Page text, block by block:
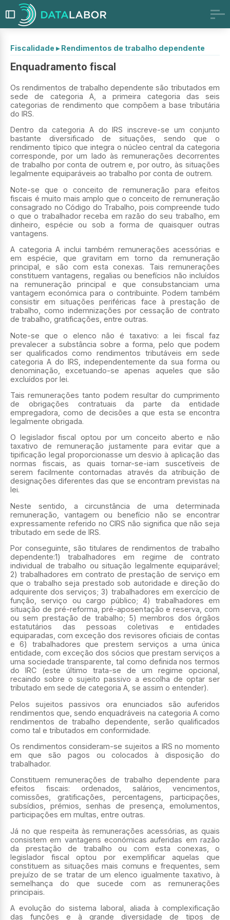
Fiscalidade ▸Rendimentos de trabalho dependente
Enquadramento fiscal
Os rendimentos de trabalho dependente são tributados em
sede de categoria A, a primeira categoria das seis
categorias de rendimento que compõem a base tributária
do IRS.
Dentro da categoria A do IRS inscreve-se um conjunto
bastante diversificado de situações, sendo que o
rendimento típico que integra o núcleo central da categoria
corresponde, por um lado às remunerações decorrentes
de trabalho por conta de outrem e, por outro, às situações
legalmente equiparáveis ao trabalho por conta de outrem.
Note-se que o conceito de remuneração para efeitos
fiscais é muito mais amplo que o conceito de remuneração
consagrado no Código do Trabalho, pois compreende tudo
o que o trabalhador receba em razão do seu trabalho, em
dinheiro, espécie ou sob a forma de quaisquer outras
vantagens.
A categoria A inclui também remunerações acessórias e
em espécie, que gravitam em torno da remuneração
principal, e são com esta conexas. Tais remunerações
constituem vantagens, regalias ou benefícios não incluídos
na remuneração principal e que consubstanciam uma
vantagem económica para o contribuinte. Podem também
consistir em situações periféricas face à prestação de
trabalho, como indemnizações por cessação de contrato
de trabalho, gratificações, entre outras.
Note-se que o elenco não é taxativo: a lei fiscal faz
prevalecer a substância sobre a forma, pelo que podem
ser qualificados como rendimentos tributáveis em sede
categoria A do IRS, independentemente da sua forma ou
denominação, excetuando-se apenas aqueles que são
excluídos por lei.
Tais remunerações tanto podem resultar do cumprimento
de obrigações contratuais da parte da entidade
empregadora, como de decisões a que esta se encontra
legalmente obrigada.
O legislador fiscal optou por um conceito aberto e não
taxativo de remuneração justamente para evitar que a
tipificação legal proporcionasse um desvio à aplicação das
normas fiscais, as quais tornar-se-iam suscetíveis de
serem facilmente contornadas através da atribuição de
designações diferentes das que se encontram previstas na
lei.
Neste sentido, a circunstância de uma determinada
remuneração, vantagem ou benefício não se encontrar
expressamente referido no CIRS não significa que não seja
tributado em sede de IRS.
Por conseguinte, são titulares de rendimentos de trabalho
dependente:1) trabalhadores em regime de contrato
individual de trabalho ou situação legalmente equiparável;
2) trabalhadores em contrato de prestação de serviço em
que o trabalho seja prestado sob autoridade e direção do
adquirente dos serviços; 3) trabalhadores em exercício de
função, serviço ou cargo público; 4) trabalhadores em
situação de pré-reforma, pré-aposentação e reserva, com
ou sem prestação de trabalho; 5) membros dos órgãos
estatutários das pessoas coletivas e entidades
equiparadas, com exceção dos revisores oficiais de contas
e 6) trabalhadores que prestem serviços a uma única
entidade, com exceção dos sócios que prestam serviços a
uma sociedade transparente, tal como definida nos termos
do IRC (este último trata-se de um regime opcional,
recaindo sobre o sujeito passivo a escolha de optar ser
tributado em sede de categoria A, se assim o entender).
Pelos sujeitos passivos ora enunciados são auferidos
rendimentos que, sendo enquadráveis na categoria A como
rendimentos de trabalho dependente, serão qualificados
como tal e tributados em conformidade.
Os rendimentos consideram-se sujeitos a IRS no momento
em que são pagos ou colocados à disposição do
trabalhador.
Constituem remunerações de trabalho dependente para
efeitos fiscais: ordenados, salários, vencimentos,
comissões, gratificações, percentagens, participações,
subsídios, prémios, senhas de presença, emolumentos,
participações em multas, entre outras.
Já no que respeita às remunerações acessórias, as quais
consistem em vantagens económicas auferidas em razão
da prestação de trabalho ou com esta conexas, o
legislador fiscal optou por exemplificar aquelas que
constituem as situações mais comuns e frequentes, sem
prejuízo de se tratar de um elenco igualmente taxativo, à
semelhança do que sucede com as remunerações
principais.
A evolução do sistema laboral, aliada à complexificação
das funções e à grande diversidade de tipos de